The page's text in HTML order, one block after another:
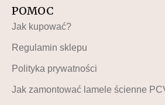
POMOC
Jak kupować?
Regulamin sklepu
Polityka prywatności
Jak zamontować lamele ścienne